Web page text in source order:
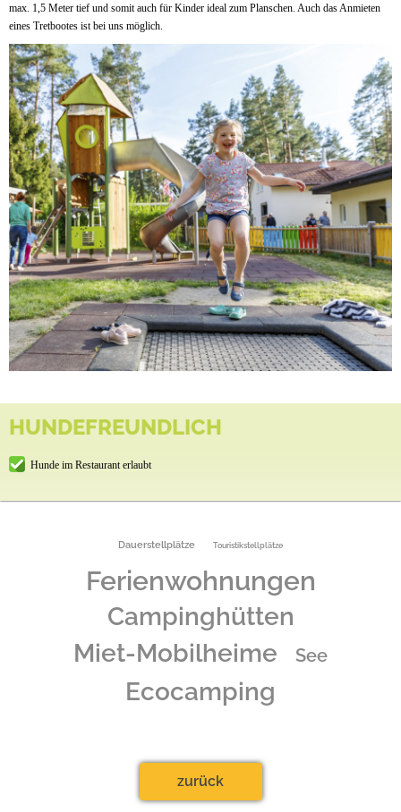
max. 1,5 Meter tief und somit auch für Kinder ideal zum Planschen. Auch das Anmieten
eines Tretbootes ist bei uns möglich.
HUNDEFREUNDLICH
Hunde im Restaurant erlaubt
Dauerstellplätze Touristikstellplätze
Ferienwohnungen
Campinghütten
Miet-Mobilheime See
Ecocamping
zurück